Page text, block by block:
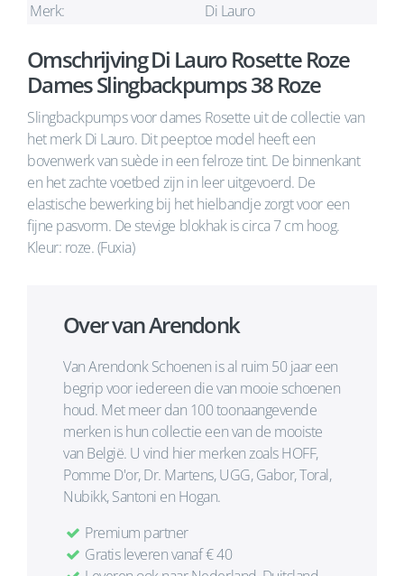
Merk:
Di Lauro
Omschrijving Di Lauro Rosette Roze
Dames Slingbackpumps 38 Roze
Slingbackpumps voor dames Rosette uit de collectie van
het merk Di Lauro. Dit peeptoe model heeft een
bovenwerk van suède in een felroze tint. De binnenkant
en het zachte voetbed zijn in leer uitgevoerd. De
elastische bewerking bij het hielbandje zorgt voor een
fijne pasvorm. De stevige blokhak is circa 7 cm hoog.
Kleur: roze. (Fuxia)
Over van Arendonk
Van Arendonk Schoenen is al ruim 50 jaar een
begrip voor iedereen die van mooie schoenen
houd. Met meer dan 100 toonaangevende
merken is hun collectie een van de mooiste
van België. U vind hier merken zoals HOFF,
Pomme D'or, Dr. Martens, UGG, Gabor, Toral,
Nubikk, Santoni en Hogan.
Premium partner
Gratis leveren vanaf € 40